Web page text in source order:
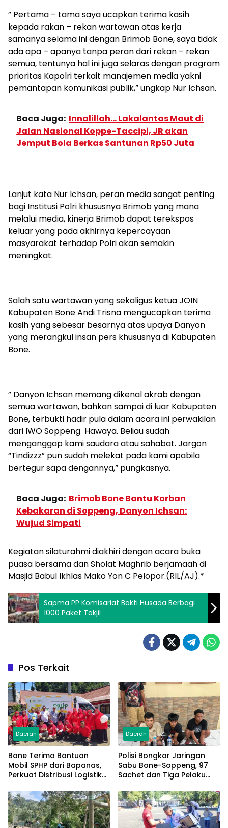
” Pertama – tama saya ucapkan terima kasih
kepada rakan – rekan wartawan atas kerja
samanya selama ini dengan Brimob Bone, saya tidak
ada apa – apanya tanpa peran dari rekan – rekan
semua, tentunya hal ini juga selaras dengan program
prioritas Kapolri terkait manajemen media yakni
pemantapan komunikasi publik,” ungkap Nur Ichsan.
Baca Juga: Innalillah... Lakalantas Maut di
Jalan Nasional Koppe-Taccipi, JR akan
Jemput Bola Berkas Santunan Rp50 Juta
Lanjut kata Nur Ichsan, peran media sangat penting
bagi Institusi Polri khususnya Brimob yang mana
melalui media, kinerja Brimob dapat terekspos
keluar yang pada akhirnya kepercayaan
masyarakat terhadap Polri akan semakin
meningkat.
Salah satu wartawan yang sekaligus ketua JOIN
Kabupaten Bone Andi Trisna mengucapkan terima
kasih yang sebesar besarnya atas upaya Danyon
yang merangkul insan pers khususnya di Kabupaten
Bone.
” Danyon Ichsan memang dikenal akrab dengan
semua wartawan, bahkan sampai di luar Kabupaten
Bone, terbukti hadir pula dalam acara ini perwakilan
dari IWO Soppeng Hawaya. Beliau sudah
menganggap kami saudara atau sahabat. Jargon
“Tindizzz” pun sudah melekat pada kami apabila
bertegur sapa dengannya,” pungkasnya.
Baca Juga: Brimob Bone Bantu Korban
Kebakaran di Soppeng, Danyon Ichsan:
Wujud Simpati
Kegiatan silaturahmi diakhiri dengan acara buka
puasa bersama dan Sholat Maghrib berjamaah di
Masjid Babul Ikhlas Mako Yon C Pelopor.(RIL/AJ).*
Sapma PP Komisariat Bakti Husada Berbagi
1000 Paket Takjil
Pos Terkait
Daerah
Bone Terima Bantuan
Mobil SPHP dari Bapanas,
Perkuat Distribusi Logistik
Daerah
Polisi Bongkar Jaringan
Sabu Bone-Soppeng, 97
Sachet dan Tiga Pelaku